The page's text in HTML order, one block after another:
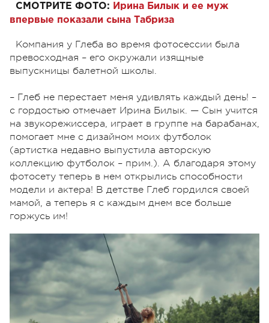
СМОТРИТЕ ФОТО: Ирина Билык и ее муж
впервые показали сына Табриза
Компания у Глеба во время фотосессии была
превосходная – его окружали изящные
выпускницы балетной школы.
– Глеб не перестает меня удивлять каждый день! –
с гордостью отмечает Ирина Билык. — Сын учится
на звукорежиссера, играет в группе на барабанах,
помогает мне с дизайном моих футболок
(артистка недавно выпустила авторскую
коллекцию футболок – прим.). А благодаря этому
фотосету теперь в нем открылись способности
модели и актера! В детстве Глеб гордился своей
мамой, а теперь я с каждым днем все больше
горжусь им!